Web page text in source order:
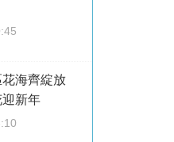
花海齊綻放
迎新年